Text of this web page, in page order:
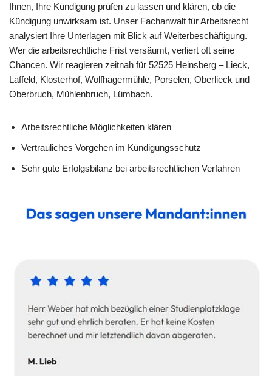
Ihnen, Ihre Kündigung prüfen zu lassen und klären, ob die
Kündigung unwirksam ist. Unser Fachanwalt für Arbeitsrecht
analysiert Ihre Unterlagen mit Blick auf Weiterbeschäftigung.
Wer die arbeitsrechtliche Frist versäumt, verliert oft seine
Chancen. Wir reagieren zeitnah für 52525 Heinsberg – Lieck,
Laffeld, Klosterhof, Wolfhagermühle, Porselen, Oberlieck und
Oberbruch, Mühlenbruch, Lümbach.
Arbeitsrechtliche Möglichkeiten klären
Vertrauliches Vorgehen im Kündigungsschutz
Sehr gute Erfolgsbilanz bei arbeitsrechtlichen Verfahren